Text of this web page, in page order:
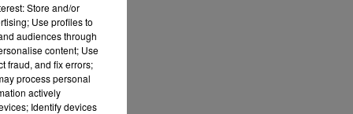
Store and/or
Use profiles to
audiences through
content; Use
fraud, and fix errors;
process personal
actively
Identify devices